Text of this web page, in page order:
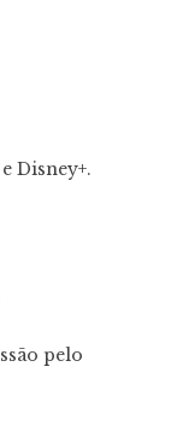
Disney+.
pelo